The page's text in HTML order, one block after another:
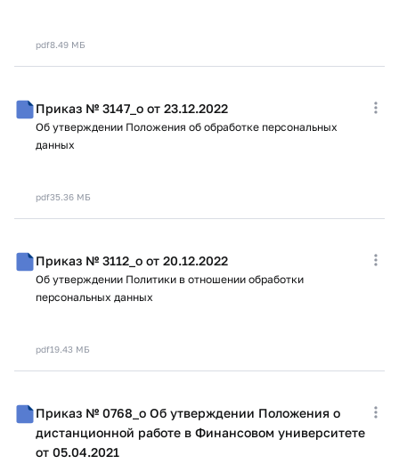
pdf8.49 МБ
Приказ № 3147_о от 23.12.2022
Об утверждении Положения об обработке персональных
данных
pdf35.36 МБ
Приказ № 3112_о от 20.12.2022
Об утверждении Политики в отношении обработки
персональных данных
pdf19.43 МБ
Приказ № 0768_о Об утверждении Положения о
дистанционной работе в Финансовом университете
от 05.04.2021